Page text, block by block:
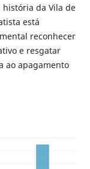
da Vila de
está
reconhecer
e resgatar
ao apagamento